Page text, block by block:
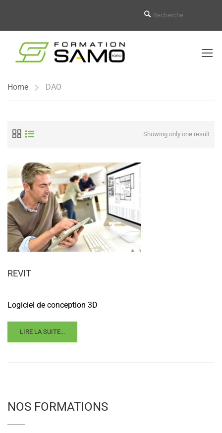
Home DAO
Showing only one result
REVIT
Logiciel de conception 3D
READ
MORE
LIRE LA SUITE...
NOS FORMATIONS